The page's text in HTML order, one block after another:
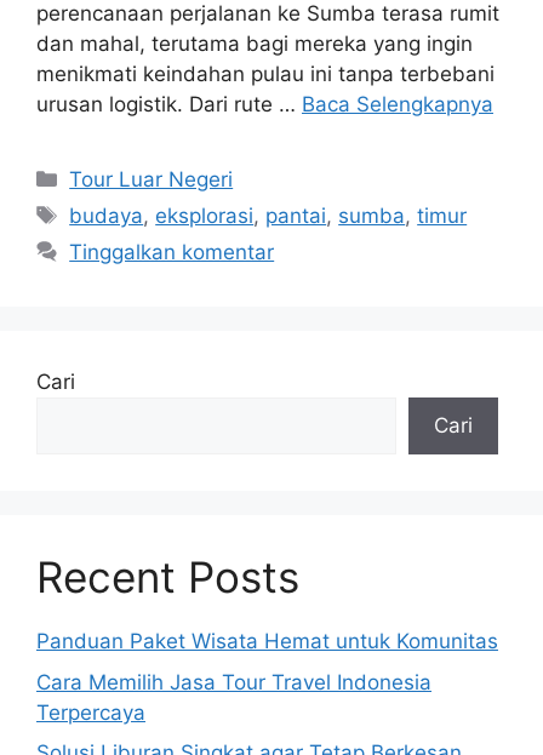
perencanaan perjalanan ke Sumba terasa rumit
dan mahal, terutama bagi mereka yang ingin
menikmati keindahan pulau ini tanpa terbebani
urusan logistik. Dari rute … Baca Selengkapnya
Kategori
Tour Luar Negeri
Tag
budaya, eksplorasi, pantai, sumba,timur
Tinggalkan komentar
Cari
Cari
Recent Posts
Panduan Paket Wisata Hemat untuk Komunitas
Cara Memilih Jasa Tour Travel Indonesia
Terpercaya